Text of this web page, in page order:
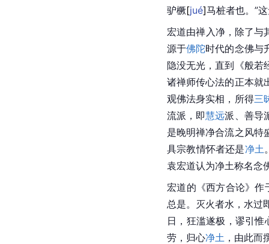
驴橛[jué]马桩者也。”
宏道由禅入净，除了与
源于佛陀时代的念佛与
隐没无光，直到《般若
诸禅师传心法的正本就
观佛法身实相，所得三
流派，即慧远派、善导
是晚明禅净合流之风特
具宗教情怀者还是净土
袁宏道认为净土称名念
宏道的《西方合论》作
总是。灭火者水，水过
日，狂滥遂极，谬引惟
劳，归心净土 ，由此而